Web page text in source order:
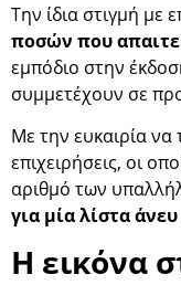
Την ίδια στιγμή με
ποσών που
εμπόδιο στην
συμμετέχουν σε
Με την ευκαιρία
επιχειρήσεις, οι
αριθμό των
για μία λίστα
Η εικόνα